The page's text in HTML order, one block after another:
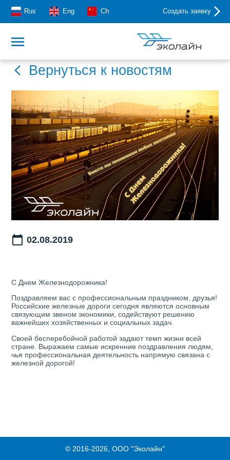
Rus Eng Ch Создать заявку
Вернуться к новостям
02.08.2019
С Днем Железнодорожника!
Поздравляем вас с профессиональным праздником, друзья!
Российские железные дороги сегодня являются основным
связующим звеном экономики, содействуют решению
важнейших хозяйственных и социальных задач.
Своей бесперебойной работой задают темп жизни всей
стране. Выражаем самые искренние поздравления людям,
чья профессиональная деятельность напрямую связана с
железной дорогой!
© 2016-2026, ООО "Эколайн"